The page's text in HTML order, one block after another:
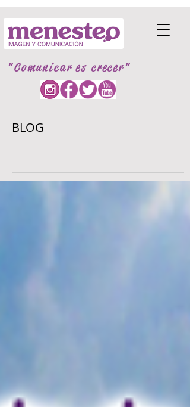
"Comunicar es crecer"
BLOG